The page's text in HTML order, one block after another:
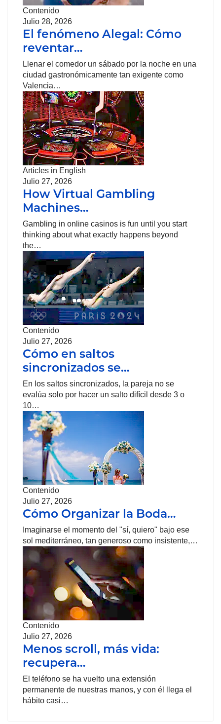
Contenido
Julio 28, 2026
El fenómeno Alegal: Cómo
reventar…
Llenar el comedor un sábado por la noche en una
ciudad gastronómicamente tan exigente como
Valencia…
Articles in English
Julio 27, 2026
How Virtual Gambling
Machines…
Gambling in online casinos is fun until you start
thinking about what exactly happens beyond
the…
Contenido
Julio 27, 2026
Cómo en saltos
sincronizados se…
En los saltos sincronizados, la pareja no se
evalúa solo por hacer un salto difícil desde 3 o
10…
Contenido
Julio 27, 2026
Cómo Organizar la Boda…
Imaginarse el momento del "sí, quiero" bajo ese
sol mediterráneo, tan generoso como insistente,…
Contenido
Julio 27, 2026
Menos scroll, más vida:
recupera…
El teléfono se ha vuelto una extensión
permanente de nuestras manos, y con él llega el
hábito casi…